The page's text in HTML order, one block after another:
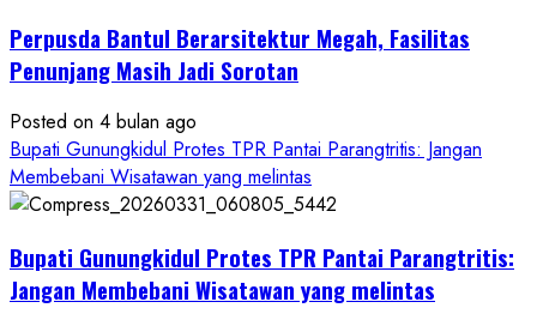
Cair
ke
Ketum
PWRI
RI
Minta
Resmi
Perpusda Bantul Berarsitektur Megah, Fasilitas
Penunjang Masih Jadi Sorotan
Posted on 4 bulan ago
Bupati Gunungkidul Protes TPR Pantai Parangtritis: Jangan
Membebani Wisatawan yang melintas
Bupati Gunungkidul Protes TPR Pantai Parangtritis:
Jangan Membebani Wisatawan yang melintas